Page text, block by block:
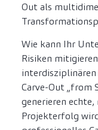
Out als
Wie kann Ihr
Risiken
Carve-Out „from
generieren
Projekterfolg